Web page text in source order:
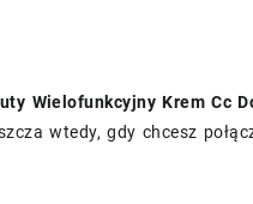
Wielofunkcyjny Krem Cc
wtedy, gdy chcesz